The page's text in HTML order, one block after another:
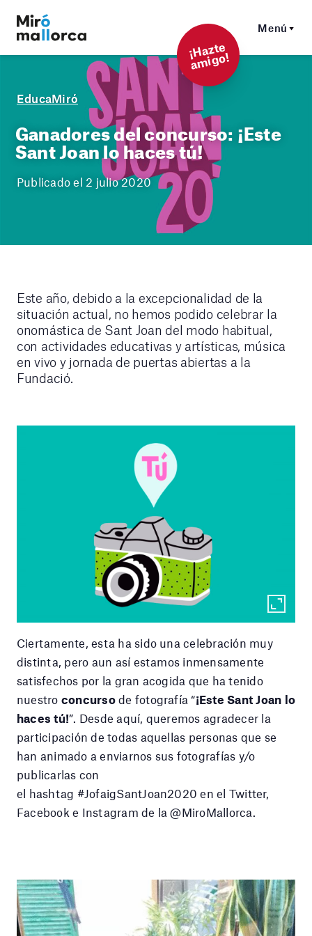
Menú
¡
Hazt
e
a
mi
g
o!
EducaMiró
Ganadores del concurso: ¡Este
Sant Joan lo haces tú!
Publicado el 2 julio 2020
Este año, debido a la excepcionalidad de la
situación actual, no hemos podido celebrar la
onomástica de Sant Joan del modo habitual,
con actividades educativas y artísticas, música
en vivo y jornada de puertas abiertas a la
Fundació.
Ciertamente, esta ha sido una celebración muy
distinta, pero aun así estamos inmensamente
satisfechos por la gran acogida que ha tenido
nuestro concursode fotografía “¡Este Sant Joan lo
haces tú!”. Desde aquí, queremos agradecer la
participación de todas aquellas personas que se
han animado a enviarnos sus fotografías y/o
publicarlas con
el hashtag #JofaigSantJoan2020 en el Twitter,
Facebook e Instagram de la @MiroMallorca.
Reproductor
de
vídeo